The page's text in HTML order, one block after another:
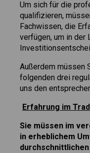
Um sich für die
qualifizieren,
Fachwissen, die
verfügen, um in der
Außerdem müssen
folgenden drei
uns den
Erfahrung im
Sie müssen im
in erheblichem